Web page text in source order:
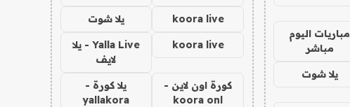
مباريات اليوم
مباشر
يلا شوت
koora live يلا شوت
koora live
Yalla Live - يلا
لايف
كورة اون لاين -
koora onl
يلا كورة -
yallakora